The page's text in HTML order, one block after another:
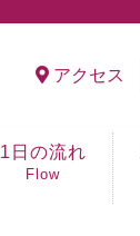
アクセス
1日の流れ
Flow